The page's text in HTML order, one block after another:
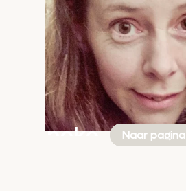
Anneke
Naar pagina